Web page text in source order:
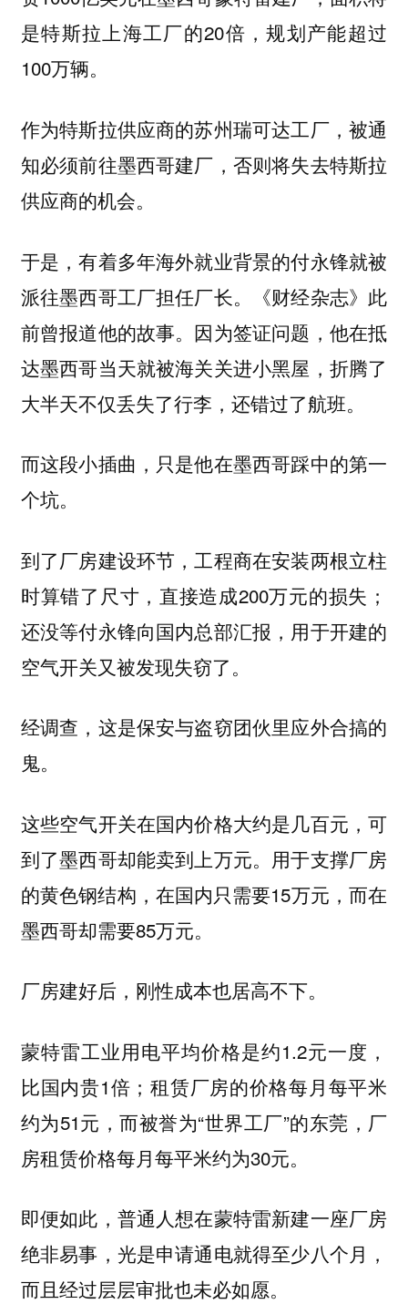
是特斯拉上海工厂的20倍，规划产能超过
100万辆。
作为特斯拉供应商的苏州瑞可达工厂，被通
知必须前往墨西哥建厂，否则将失去特斯拉
供应商的机会。
于是，有着多年海外就业背景的付永锋就被
派往墨西哥工厂担任厂长。《财经杂志》此
前曾报道他的故事。因为签证问题，他在抵
达墨西哥当天就被海关关进小黑屋，折腾了
大半天不仅丢失了行李，还错过了航班。
而这段小插曲，只是他在墨西哥踩中的第一
个坑。
到了厂房建设环节，工程商在安装两根立柱
时算错了尺寸，直接造成200万元的损失；
还没等付永锋向国内总部汇报，用于开建的
空气开关又被发现失窃了。
经调查，这是保安与盗窃团伙里应外合搞的
鬼。
这些空气开关在国内价格大约是几百元，可
到了墨西哥却能卖到上万元。用于支撑厂房
的黄色钢结构，在国内只需要15万元，而在
墨西哥却需要85万元。
厂房建好后，刚性成本也居高不下。
蒙特雷工业用电平均价格是约1.2元一度，
比国内贵1倍；租赁厂房的价格每月每平米
约为51元，而被誉为“世界工厂”的东莞，厂
房租赁价格每月每平米约为30元。
即便如此，普通人想在蒙特雷新建一座厂房
绝非易事，光是申请通电就得至少八个月，
而且经过层层审批也未必如愿。